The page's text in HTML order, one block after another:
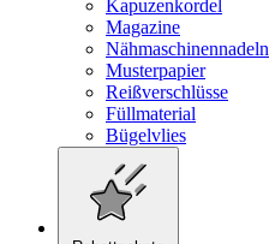
Kapuzenkordel
Magazine
Nähmaschinennadeln
Musterpapier
Reißverschlüsse
Füllmaterial
Bügelvlies